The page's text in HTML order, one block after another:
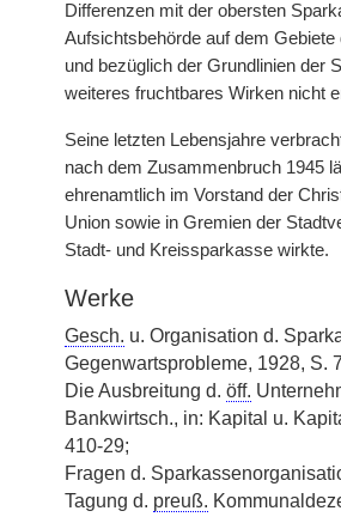
Differenzen mit der obersten
Aufsichtsbehörde auf dem
und bezüglich der Grundlinien der
weiteres fruchtbares Wirken nicht
Seine letzten Lebensjahre
nach dem Zusammenbruch 1945
ehrenamtlich im Vorstand der
Union sowie in Gremien der
Stadt- und Kreissparkasse wirkte.
Werke
Gesch. u. Organisation d.
Gegenwartsprobleme, 1928, S.
Die Ausbreitung d. öff.
Bankwirtsch., in: Kapital u.
410-29;
Fragen d.
Tagung d. preuß.